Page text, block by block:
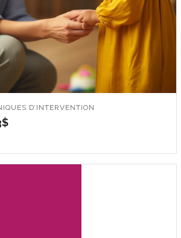
D’INTERVENTION
$Plage
52.19$